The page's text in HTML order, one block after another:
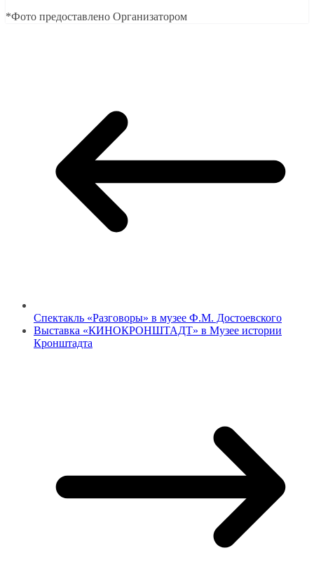
*Фото предоставлено Организатором
Cпектакль «Разговоры» в музее Ф.М. Достоевского
Выставка «КИНОКРОНШТАДТ» в Музее истории
Кронштадта